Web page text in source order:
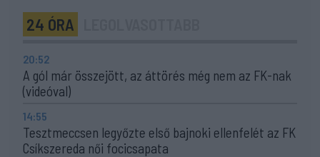
24 ÓRA
20:52
A gól már összejött, az áttörés még nem az FK-nak
(videóval)
14:55
Tesztmeccsen legyőzte első bajnoki ellenfelét az FK
Csíkszereda női focicsapata